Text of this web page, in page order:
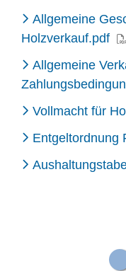
Allgemeine
Holzverkauf.pdf
Allgemeine
Vollmacht für
Entgeltordnung